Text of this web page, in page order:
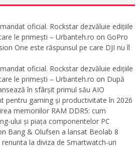
oficial. Rockstar dezvăluie edițiile
le primești – Urbanteh.ro on GoPro
One este răspunsul pe care DJI nu îl
oficial. Rockstar dezvăluie edițiile
le primești – Urbanteh.ro on După
în sfârșit primul său AIO
pentru gaming și productivitate în 2026
memoriilor RAM DDR5: cum
ului și piața componentelor PC
Bang & Olufsen a lansat Beolab 8
renunta la diviza de Smartwatch-uri